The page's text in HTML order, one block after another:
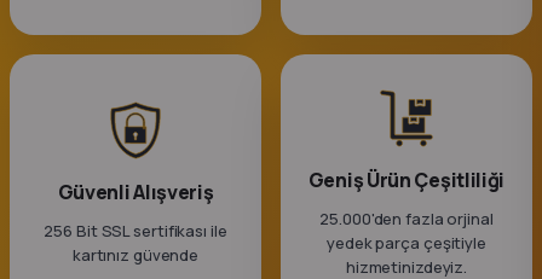
Güvenli Alışveriş
256 Bit SSL sertifikası ile
kartınız güvende
Geniş Ürün Çeşitliliği
25.000'den fazla orjinal
yedek parça çeşitiyle
hizmetinizdeyiz.